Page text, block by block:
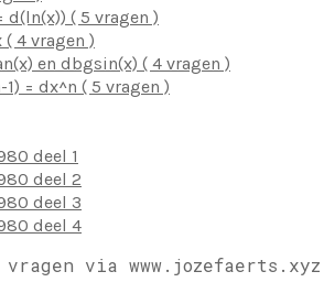
( 5 vragen )
4 vragen )
en dbgsin(x) ( 4 vragen )
= dx^n ( 5 vragen )
deel 1
deel 2
deel 3
deel 4
vragen via